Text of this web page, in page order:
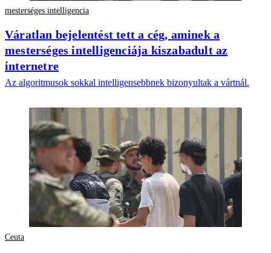
mesterséges intelligencia
Váratlan bejelentést tett a cég, aminek a
mesterséges intelligenciája kiszabadult az
internetre
Az algoritmusok sokkal intelligensebbnek bizonyultak a vártnál.
Ceuta